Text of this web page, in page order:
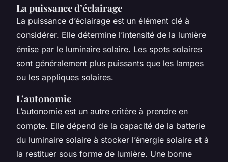
La puissance d’éclairage
La puissance d’éclairage est un élément clé à
considérer. Elle détermine l’intensité de la lumière
émise par le luminaire solaire. Les spots solaires
sont généralement plus puissants que les lampes
ou les appliques solaires.
L’autonomie
L’autonomie est un autre critère à prendre en
compte. Elle dépend de la capacité de la batterie
du luminaire solaire à stocker l’énergie solaire et à
la restituer sous forme de lumière. Une bonne